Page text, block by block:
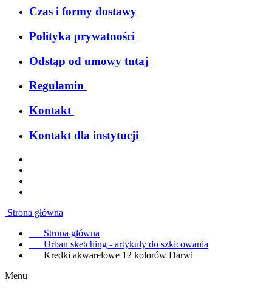
Czas i formy dostawy
Polityka prywatności
Odstąp od umowy tutaj
Regulamin
Kontakt
Kontakt dla instytucji
Strona główna
Strona główna
Urban sketching - artykuły do szkicowania
Kredki akwarelowe 12 kolorów Darwi
Menu